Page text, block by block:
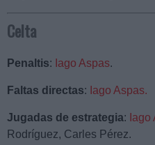
Celta
Penaltis: Iago Aspas.
Faltas directas: Iago Aspas.
Jugadas de estrategia: Iago
Rodríguez, Carles Pérez.